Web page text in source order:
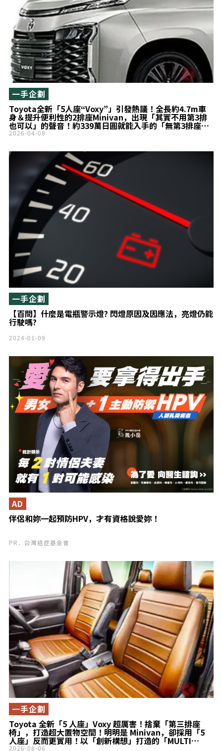
Toyota全新「5人座“Voxy”」引發熱議！全長約4.7m車
身＆提升便利性的2排座Minivan，出現「其實不用第3排
也可以」的聲音！約339萬日圓就能入手的「無第3排座
椅」版本是什麼？
一手企劃
2026-04-08
【百問】什麼是電瓶警示燈? 閃燈原因及因應法，亮燈仍能
行駛嗎?
一手企劃
2024-01-09
伴侶和妳一起預防HPV，才有資格說愛妳！
AD
PR．台灣癌症基金會
Toyota 全新「5 人座」Voxy 超厲害！捨棄「第三排座
椅」，打造超大置物空間！明明是 Minivan，卻採用「5
人座」反而更實用！以「創新構想」打造的「MULTI
一手企劃
2026-08-06